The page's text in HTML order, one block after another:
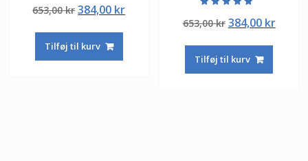
5.00
ud af 5
653,00krDen
pris
var:
384,00 krDen
Tilføj til kurv
5.00
ud af 5
653,00kr Den
pris
var:
384,00 krDen
Tilføj til kurv